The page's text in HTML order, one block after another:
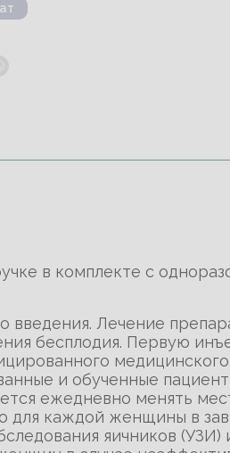
в комплекте с
введения. Лечение
бесплодия. Первую
медицинского
и обученные
ежедневно менять
для каждой женщины в
яичников